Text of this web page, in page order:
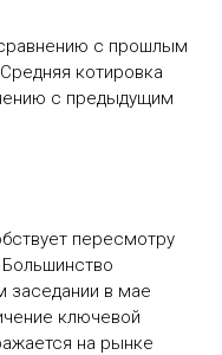
с прошлым
котировка
с предыдущим
пересмотру
заседании в мае
ключевой
на рынке